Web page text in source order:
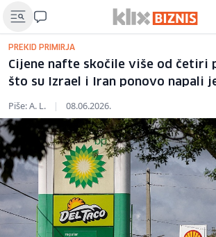
PREKID PRIMIRJA
Cijene nafte skočile više od četiri
što su Izrael i Iran ponovo napali
Piše: A. L. | 08.06.2026.